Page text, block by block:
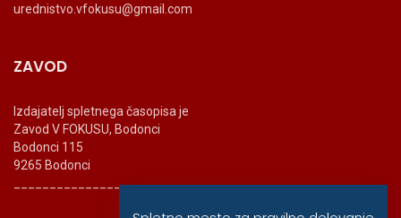
urednistvo.vfokusu@gmail.com
ZAVOD
Izdajatelj spletnega časopisa je
Zavod V FOKUSU, Bodonci
Bodonci 115
9265 Bodonci
_______________________